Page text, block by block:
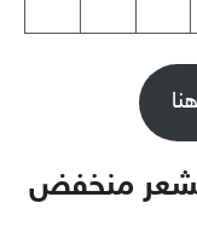
منخفض